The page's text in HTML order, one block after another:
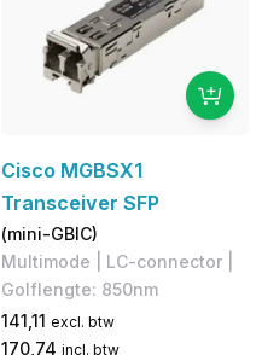
Cisco MGBSX1
Transceiver SFP
(mini-GBIC)
Multimode | LC-connector |
Golflengte: 850nm
141,11 excl. btw
170,74 incl. btw